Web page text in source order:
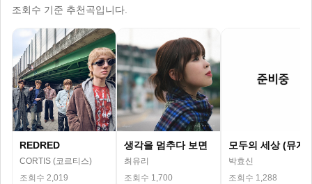
조회수 기준 추천곡입니다.
REDRED
CORTIS (코르티스)
조회수 2,019
생각을 멈추다 보면
최유리
조회수 1,700
모두의 세상 (뮤지
박효신
조회수 1,288